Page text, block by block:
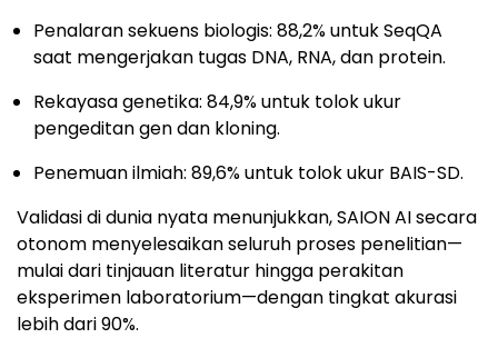
Penalaran sekuens biologis: 88,2% untuk SeqQA
saat mengerjakan tugas DNA, RNA, dan protein.
Rekayasa genetika: 84,9% untuk tolok ukur
pengeditan gen dan kloning.
Penemuan ilmiah: 89,6% untuk tolok ukur BAIS-SD.
Validasi di dunia nyata menunjukkan, SAION AI secara
otonom menyelesaikan seluruh proses penelitian—
mulai dari tinjauan literatur hingga perakitan
eksperimen laboratorium—dengan tingkat akurasi
lebih dari 90%.